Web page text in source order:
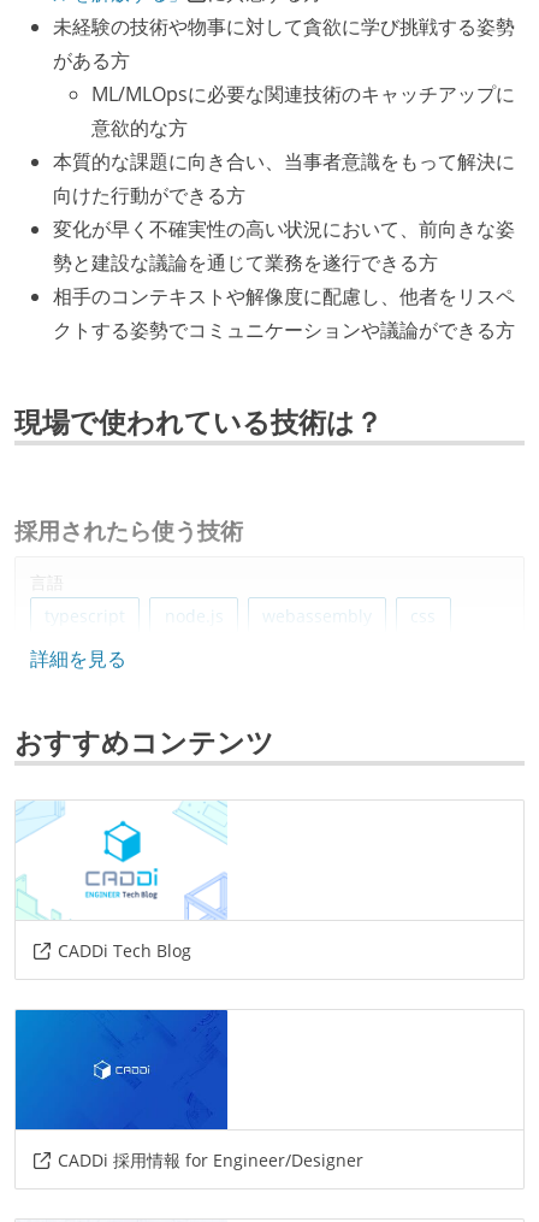
未経験の技術や物事に対して貪欲に学び挑戦する姿勢
がある方
ML/MLOpsに必要な関連技術のキャッチアップに
意欲的な方
本質的な課題に向き合い、当事者意識をもって解決に
向けた行動ができる方
変化が早く不確実性の高い状況において、前向きな姿
勢と建設な議論を通じて業務を遂行できる方
相手のコンテキストや解像度に配慮し、他者をリスペ
クトする姿勢でコミュニケーションや議論ができる方
現場で使われている技術は？
採用されたら使う技術
言語
typescript
node.js webassembly
css
html
react
next.js
ソースコード管理
プロジェクト管理
styled-component
react-hooks gcp
circleci
figma storybook
詳細を見る
おすすめコンテンツ
CADDi Tech Blog
CADDi 採用情報 for Engineer/Designer